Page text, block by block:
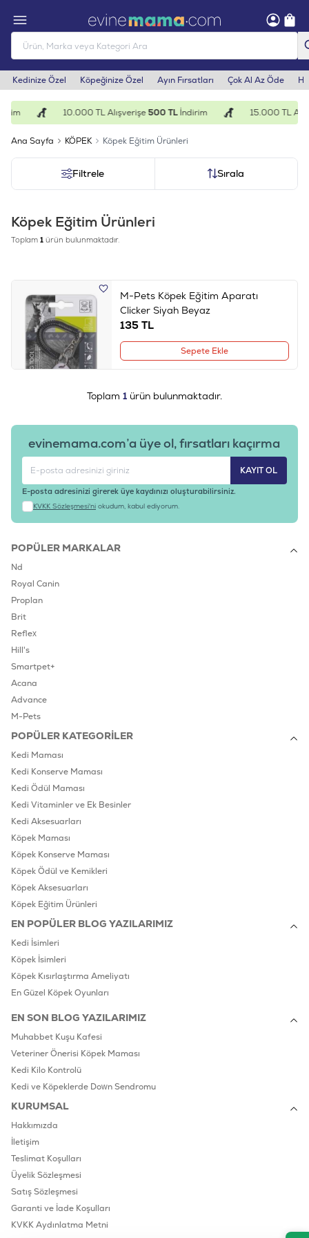
Kedinize Özel Köpeğinize Özel Ayın Fırsatları Çok Al Az Öde
10.000 TL Alışverişe500 TLİndirim 15.000 TL
Ana Sayfa KÖPEK Köpek Eğitim Ürünleri
Filtrele Sırala
Köpek Eğitim Ürünleri
Toplam 1 ürün bulunmaktadır.
M-Pets Köpek Eğitim Aparatı
Clicker Siyah Beyaz
135TL
Sepete Ekle
Toplam 1 ürün bulunmaktadır.
evinemama.com’a üye ol, fırsatları kaçırma
KAYIT OL
E-posta adresinizi girerek üye kaydınızı oluşturabilirsiniz.
KVKK Sözleşmesi'ni okudum, kabul ediyorum.
POPÜLER MARKALAR
Nd
Royal Canin
Proplan
Brit
Reflex
Hill's
Smartpet+
Acana
Advance
M-Pets
POPÜLER KATEGORILER
Kedi Maması
Kedi Konserve Maması
Kedi Ödül Maması
Kedi Vitaminler ve Ek Besinler
Kedi Aksesuarları
Köpek Maması
Köpek Konserve Maması
Köpek Ödül ve Kemikleri
Köpek Aksesuarları
Köpek Eğitim Ürünleri
EN POPÜLER BLOG YAZILARIMIZ
Kedi İsimleri
Köpek İsimleri
Köpek Kısırlaştırma Ameliyatı
En Güzel Köpek Oyunları
EN SON BLOG YAZILARIMIZ
Muhabbet Kuşu Kafesi
Veteriner Önerisi Köpek Maması
Kedi Kilo Kontrolü
Kedi ve Köpeklerde Down Sendromu
KURUMSAL
Hakkımızda
İletişim
Teslimat Koşulları
Üyelik Sözleşmesi
Satış Sözleşmesi
Garanti ve İade Koşulları
KVKK Aydınlatma Metni